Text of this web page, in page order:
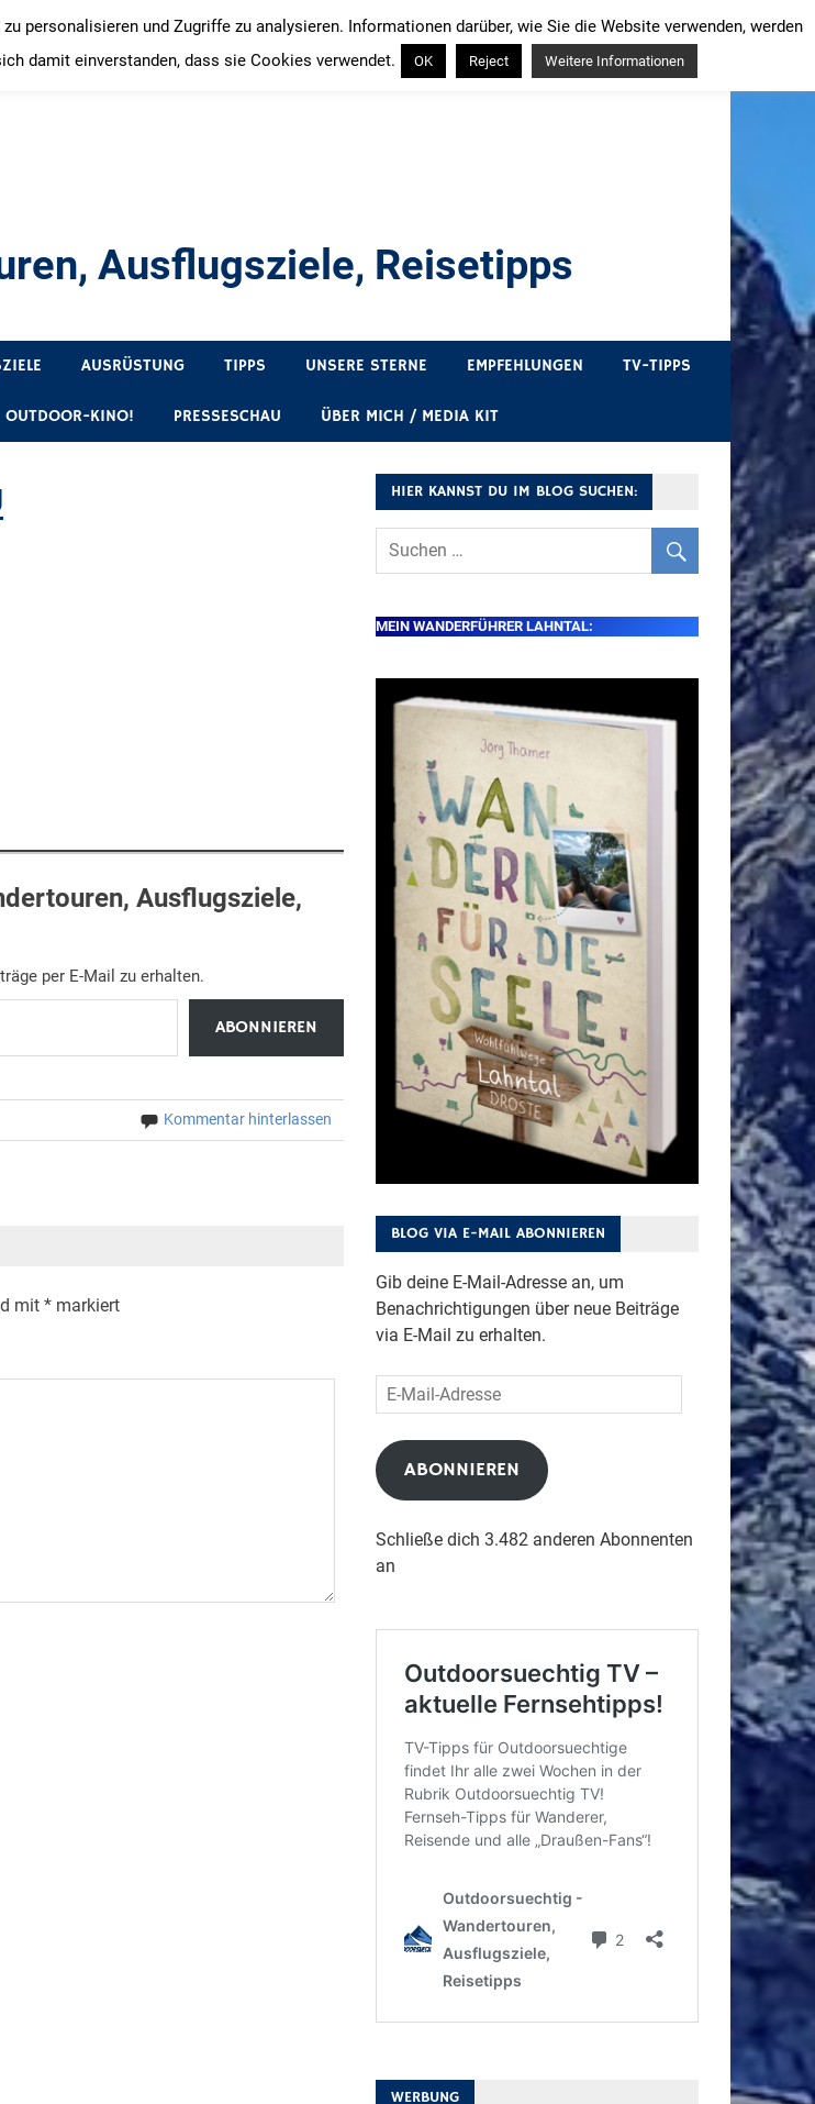
Ausflugsziele, Reisetipps
AUSRÜSTUNG TIPPS UNSERE STERNE EMPFEHLUNGEN TV-TIPPS
OUTDOOR-KINO! PRESSESCHAU ÜBER MICH / MEDIA KIT
Ausflugsziele,
per E-Mail zu erhalten.
ABONNIEREN
Kommentar hinterlassen
mit *markiert
HIER KANNST DU IM BLOG SUCHEN:
MEIN WANDERFÜHRER LAHNTAL:
BLOG VIA E-MAIL ABONNIEREN
Gib deine E-Mail-Adresse an, um
Benachrichtigungen über neue Beiträge
via E-Mail zu erhalten.
E-
Mail-
Adresse
ABONNIEREN
Schließe dich 3.482 anderen Abonnenten
an
WERBUNG
personalisieren und Zugriffe zu analysieren. Informationen darüber, wie Sie die Website verwenden, werden
damit einverstanden, dass sie Cookies verwendet.
OK Reject Weitere Informationen